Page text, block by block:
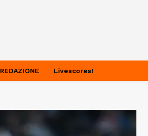
REDAZIONE Livescores!